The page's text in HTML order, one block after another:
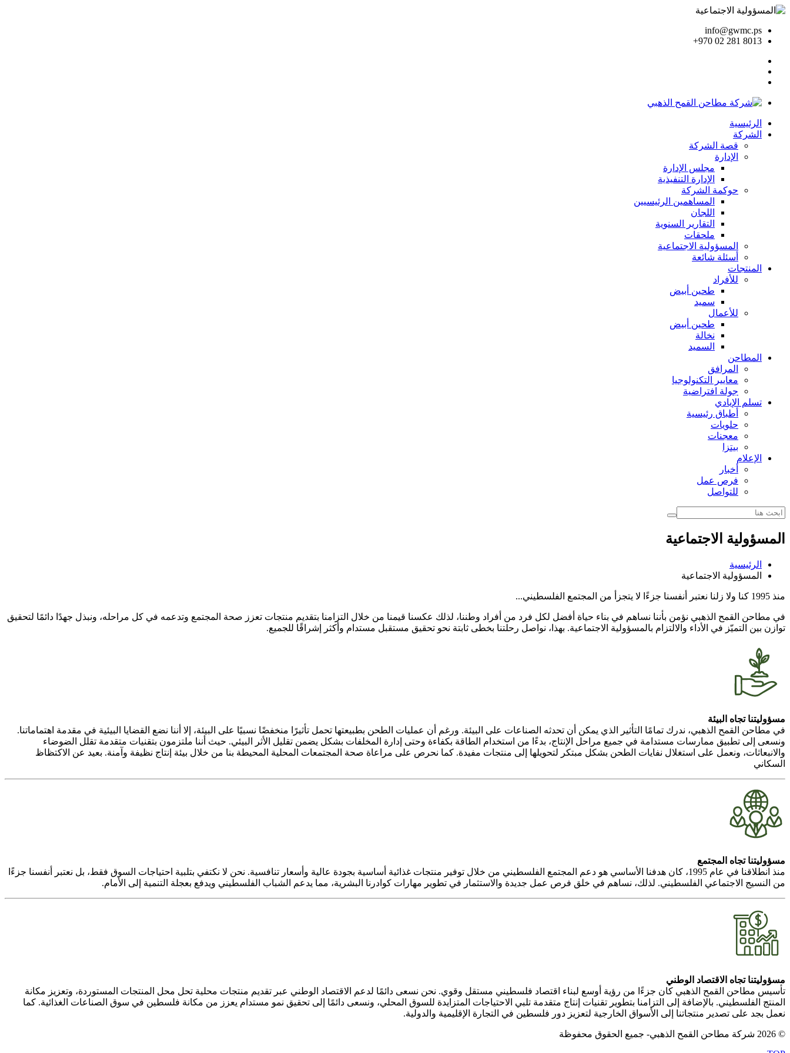
info@gwmc.ps
+970 02 281 8013
الرئيسية
الشركة
قصة الشركة
الإدارة
مجلس الإدارة
الإدارة التنفيذية
حوكمة الشركة
المساهمين الرئيسيين
اللجان
التقارير السنوية
ملحقات
المسؤولية الاجتماعية
أسئلة شائعة
المنتجات
للأفراد
طحين أبيض
سميد
للأعمال
طحين أبيض
نخالة
السميد
المطاحن
المرافق
معايير التكنولوجيا
جولة افتراضية
تسلم الإيادي
أطباق رئيسية
حلويات
معجنات
بيتزا
الإعلام
أخبار
فرص عمل
للتواصل
المسؤولية الاجتماعية
الرئيسية
المسؤولية الاجتماعية
منذ 1995 كنا ولا زلنا نعتبر أنفسنا جزءًا لا يتجزأ من المجتمع الفلسطيني...
في مطاحن القمح الذهبي نؤمن بأننا نساهم في بناء حياة أفضل لكل فرد من أفراد وطننا، لذلك عكسنا قيمنا من خلال التزامنا بتقديم منتجات تعزز صحة المجتمع وتدعمه في كل مراحله، ونبذل جهدًا دائمًا لتحقيق
توازن بين التميّز في الأداء والالتزام بالمسؤولية الاجتماعية. بهذا، نواصل رحلتنا بخطى ثابتة نحو تحقيق مستقبل مستدام وأكثر إشراقًا للجميع.
مسؤوليتنا تجاه البيئة
في مطاحن القمح الذهبي، ندرك تمامًا التأثير الذي يمكن أن تحدثه الصناعات على البيئة. ورغم أن عمليات الطحن بطبيعتها تحمل تأثيرًا منخفضًا نسبيًا على البيئة، إلا أننا نضع القضايا البيئية في مقدمة اهتماماتنا.
ونسعى إلى تطبيق ممارسات مستدامة في جميع مراحل الإنتاج، بدءًا من استخدام الطاقة بكفاءة وحتى إدارة المخلفات بشكل يضمن تقليل الأثر البيئي. حيث أننا ملتزمون بتقنيات متقدمة تقلل الضوضاء
والانبعاثات، ونعمل على استغلال نفايات الطحن بشكل مبتكر لتحويلها إلى منتجات مفيدة. كما نحرص على مراعاة صحة المجتمعات المحلية المحيطة بنا من خلال بيئة إنتاج نظيفة وآمنة. بعيد عن الاكتظاظ
السكاني
مسؤوليتنا تجاه المجتمع
منذ انطلاقنا في عام 1995، كان هدفنا الأساسي هو دعم المجتمع الفلسطيني من خلال توفير منتجات غذائية أساسية بجودة عالية وأسعار تنافسية. نحن لا نكتفي بتلبية احتياجات السوق فقط، بل نعتبر أنفسنا جزءًا
من النسيج الاجتماعي الفلسطيني. لذلك، نساهم في خلق فرص عمل جديدة والاستثمار في تطوير مهارات كوادرنا البشرية، مما يدعم الشباب الفلسطيني ويدفع بعجلة التنمية إلى الأمام.
مسؤوليتنا تجاه الاقتصاد الوطني
تأسيس مطاحن القمح الذهبي كان جزءًا من رؤية أوسع لبناء اقتصاد فلسطيني مستقل وقوي. نحن نسعى دائمًا لدعم الاقتصاد الوطني عبر تقديم منتجات محلية تحل محل المنتجات المستوردة، وتعزيز مكانة
المنتج الفلسطيني. بالإضافة إلى التزامنا بتطوير تقنيات إنتاج متقدمة تلبي الاحتياجات المتزايدة للسوق المحلي، ونسعى دائمًا إلى تحقيق نمو مستدام يعزز من مكانة فلسطين في سوق الصناعات الغذائية. كما
نعمل بجد على تصدير منتجاتنا إلى الأسواق الخارجية لتعزيز دور فلسطين في التجارة الإقليمية والدولية.
© 2026 شركة مطاحن القمح الذهبي- جميع الحقوق محفوظة